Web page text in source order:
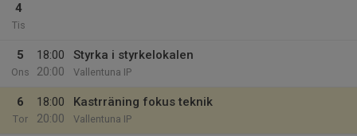
4
Tis
5
Ons
18:00
20:00
Styrka i styrkelokalen
Vallentuna IP
6
Tor
18:00
20:00
Kastrräning fokus teknik
Vallentuna IP